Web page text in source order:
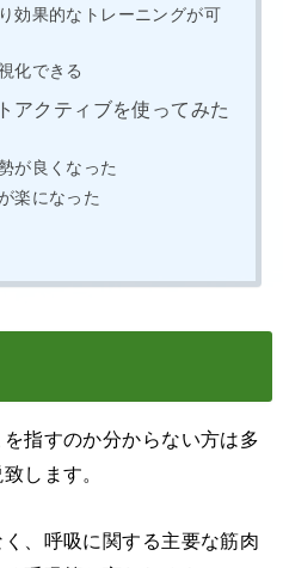
効果的なトレーニングが可
化できる
アクティブを使ってみた
が良くなった
楽になった
指すのか分からない方は多
します。
、呼吸に関する主要な筋肉